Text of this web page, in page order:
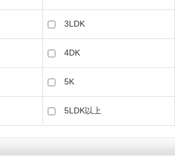
3LDK
4DK
5K
5LDK以上